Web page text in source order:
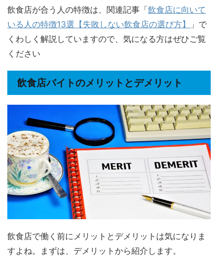
飲食店が合う人の特徴は、関連記事「飲食店に向いて
いる人の特徴13選【失敗しない飲食店の選び方】
」で
くわしく解説していますので、気になる方はぜひご覧
ください
飲食店バイトのメリットとデメリット
飲食店で働く前にメリットとデメリットは気になりま
すよね。まずは、デメリットから紹介します。